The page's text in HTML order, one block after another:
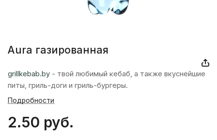
Aura газированная
grillkebab.by - твой любимый кебаб, а также вкуснейшие
питы, гриль-доги и гриль-бургеры.
Подробности
2.50 руб.